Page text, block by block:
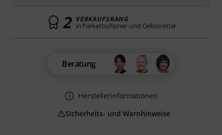
2 VERKAUFSRANG
in Parkettschoner und Cellobretter
Beratung
Herstellerinformationen
Sicherheits- und Warnhinweise